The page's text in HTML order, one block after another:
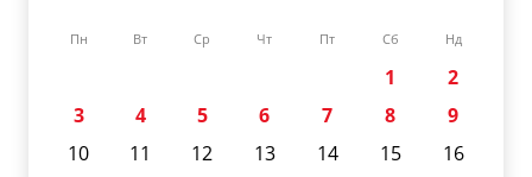
Пн Вт Ср Чт Пт Сб Нд
1
2
3
4 5 6 7 8
9
10
11 12 13 14 15
16